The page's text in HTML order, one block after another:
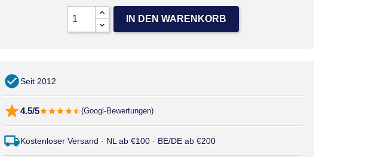
IN DEN WARENKORB
Seit 2012
4.5/5 (Googl-Bewertungen)
Kostenloser Versand · NL ab €100 · BE/DE ab €200